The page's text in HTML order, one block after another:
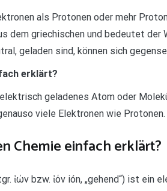
als Protonen oder mehr
dem griechischen und bedeutet der
geladen sind, können sich
erklärt?
elektrisch geladenes Atom oder
viele Elektronen wie Protonen.
Chemie einfach erklärt?
ἰών bzw. ἰόν ión, „gehend“) ist